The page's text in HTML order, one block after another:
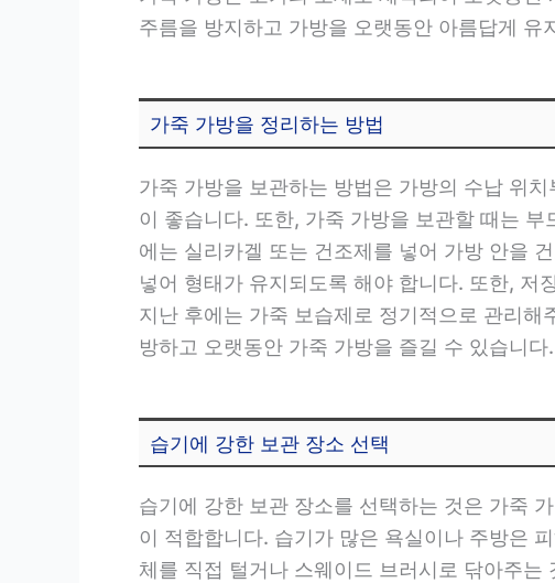
주름을 방지하고 가방을 오랫동안 아름답게
가죽 가방을 정리하는 방법
가죽 가방을 보관하는 방법은 가방의 수납 위
이 좋습니다. 또한, 가죽 가방을 보관할 때는
에는 실리카겔 또는 건조제를 넣어 가방 안을
넣어 형태가 유지되도록 해야 합니다. 또한, 저
지난 후에는 가죽 보습제로 정기적으로 관리
방하고 오랫동안 가죽 가방을 즐길 수 있습니다.
습기에 강한 보관 장소 선택
습기에 강한 보관 장소를 선택하는 것은 가죽
이 적합합니다. 습기가 많은 욕실이나 주방은
체를 직접 털거나 스웨이드 브러시로 닦아주